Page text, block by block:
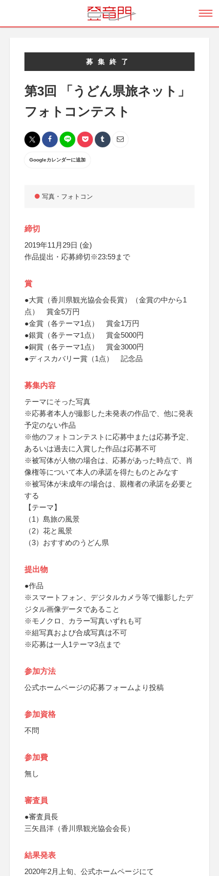
募集終了
第3回 「うどん県旅ネット」
フォトコンテスト
Googleカレンダーに追加
写真・フォトコン
締切
2019年11月29日 (金)
作品提出・応募締切※23:59まで
賞
●大賞（香川県観光協会会長賞）（金賞の中から1
点） 賞金5万円
●金賞（各テーマ1点） 賞金1万円
●銀賞（各テーマ1点） 賞金5000円
●銅賞（各テーマ1点） 賞金3000円
●ディスカバリー賞（1点） 記念品
募集内容
テーマにそった写真
※応募者本人が撮影した未発表の作品で、他に発表
予定のない作品
※他のフォトコンテストに応募中または応募予定、
あるいは過去に入賞した作品は応募不可
※被写体が人物の場合は、応募があった時点で、肖
像権等について本人の承諾を得たものとみなす
※被写体が未成年の場合は、親権者の承諾を必要と
する
【テーマ】
（1）島旅の風景
（2）花と風景
（3）おすすめのうどん県
提出物
●作品
※スマートフォン、デジタルカメラ等で撮影したデ
ジタル画像データであること
※モノクロ、カラー写真いずれも可
※組写真および合成写真は不可
※応募は一人1テーマ3点まで
参加方法
公式ホームページの応募フォームより投稿
参加資格
不問
参加費
無し
審査員
●審査員長
三矢昌洋（香川県観光協会会長）
結果発表
2020年2月上旬、公式ホームページにて